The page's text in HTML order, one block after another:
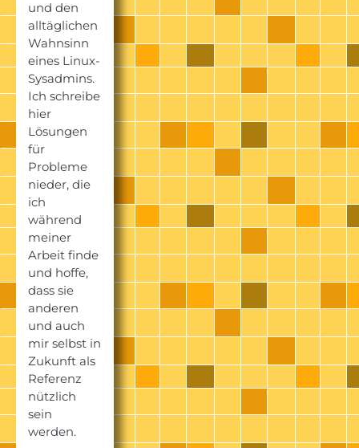
und den
alltäglichen
Wahnsinn
eines Linux-
Sysadmins.
Ich schreibe
hier
Lösungen
für
Probleme
nieder, die
ich
während
meiner
Arbeit finde
und hoffe,
dass sie
anderen
und auch
mir selbst in
Zukunft als
Referenz
nützlich
sein
werden.